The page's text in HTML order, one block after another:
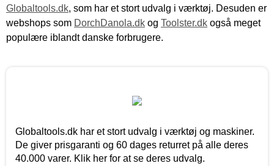
Globaltools.dk, som har et stort udvalg i værktøj. Desuden er
webshops som DorchDanola.dk og Toolster.dk også meget
populære iblandt danske forbrugere.
Globaltools.dk har et stort udvalg i værktøj og maskiner.
De giver prisgaranti og 60 dages returret på alle deres
40.000 varer. Klik her for at se deres udvalg.